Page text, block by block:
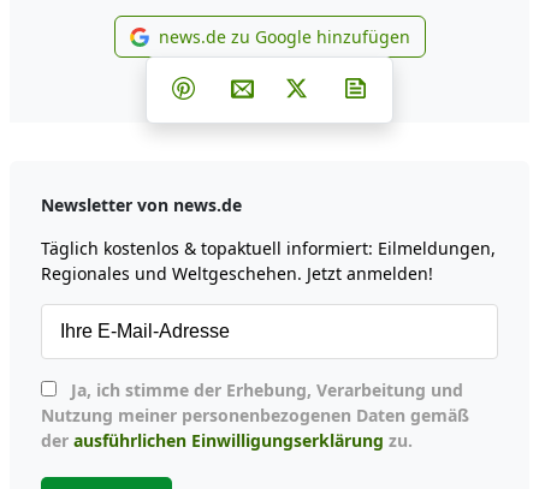
news.de zu Google
news.de zu Google hinzufügen
Teilen auf Facebook
Teilen auf Whatsapp
Teilen auf Telegram
Teilen auf Pinterest
Per E-Mail teilen
Post auf X
Newsletter von news.de
Täglich kostenlos & topaktuell informiert: Eilmeldungen,
Regionales und Weltgeschehen. Jetzt anmelden!
Nutzung meiner personenbezogenen Daten gemäß
der ausführlichen Einwilligungserklärung zu.